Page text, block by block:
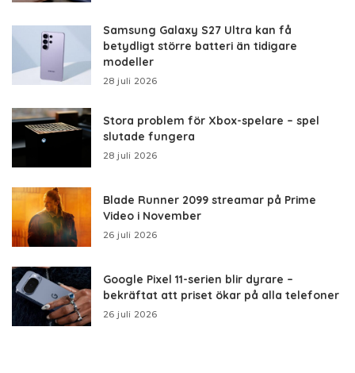
Samsung Galaxy S27 Ultra kan få
betydligt större batteri än tidigare
modeller
28 juli 2026
Stora problem för Xbox-spelare – spel
slutade fungera
28 juli 2026
Blade Runner 2099 streamar på Prime
Video i November
26 juli 2026
Google Pixel 11-serien blir dyrare –
bekräftat att priset ökar på alla telefoner
26 juli 2026